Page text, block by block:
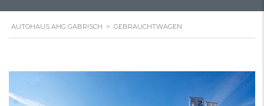
AUTOHAUS AHG GABRISCH > GEBRAUCHTWAGEN